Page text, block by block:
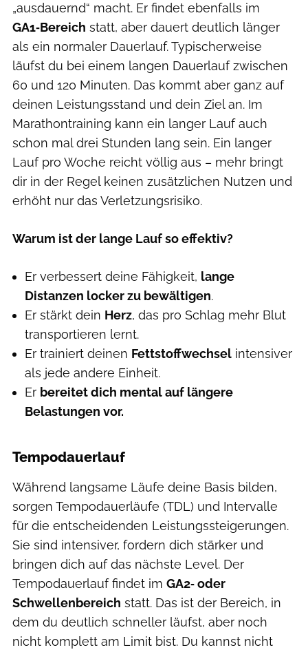
„ausdauernd“ macht. Er findet ebenfalls im
GA1‑Bereich statt, aber dauert deutlich länger
als ein normaler Dauerlauf. Typischerweise
läufst du bei einem langen Dauerlauf zwischen
60 und 120 Minuten. Das kommt aber ganz auf
deinen Leistungsstand und dein Ziel an. Im
Marathontraining kann ein langer Lauf auch
schon mal drei Stunden lang sein. Ein langer
Lauf pro Woche reicht völlig aus – mehr bringt
dir in der Regel keinen zusätzlichen Nutzen und
erhöht nur das Verletzungsrisiko.
Warum ist der lange Lauf so effektiv?
Er verbessert deine Fähigkeit, lange
Distanzen locker zu bewältigen.
Er stärkt dein Herz, das pro Schlag mehr Blut
transportieren lernt.
Er trainiert deinen Fettstoffwechsel intensiver
als jede andere Einheit.
Er bereitet dich mental auf längere
Belastungen vor.
Tempodauerlauf
Während langsame Läufe deine Basis bilden,
sorgen Tempodauerläufe (TDL) und Intervalle
für die entscheidenden Leistungssteigerungen.
Sie sind intensiver, fordern dich stärker und
bringen dich auf das nächste Level. Der
Tempodauerlauf findet im GA2‑ oder
Schwellenbereich statt. Das ist der Bereich, in
dem du deutlich schneller läufst, aber noch
nicht komplett am Limit bist. Du kannst nicht